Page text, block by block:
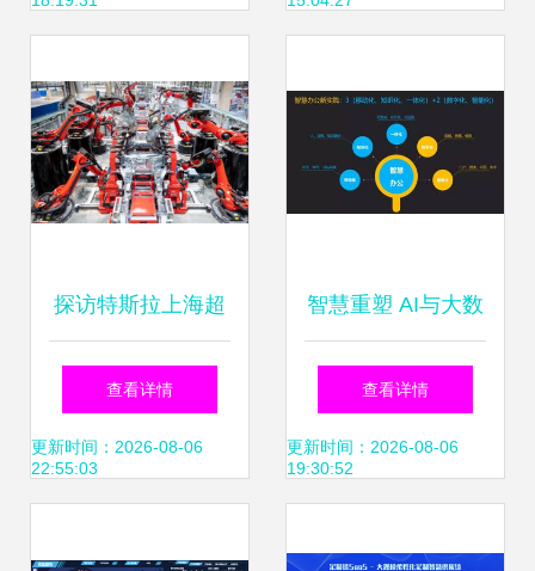
考——2019WAIC
企业访谈
探访特斯拉上海超
级工厂 品控背后的
数据驱动之道
查看详情
更新时间：2026-08-06
22:55:03
智慧重塑 AI与大数
据时代下的制造业
办公救赎
查看详情
更新时间：2026-08-06
19:30:52